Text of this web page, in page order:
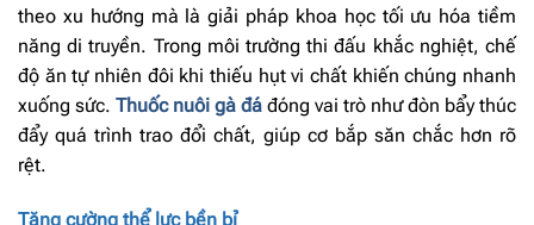
theo xu hướng mà là giải pháp khoa học tối ưu hóa tiềm
năng di truyền. Trong môi trường thi đấu khắc nghiệt, chế
độ ăn tự nhiên đôi khi thiếu hụt vi chất khiến chúng nhanh
xuống sức. Thuốc nuôi gà đá đóng vai trò như đòn bẩy thúc
đẩy quá trình trao đổi chất, giúp cơ bắp săn chắc hơn rõ
rệt.
Tăng cường thể lực bền bỉ